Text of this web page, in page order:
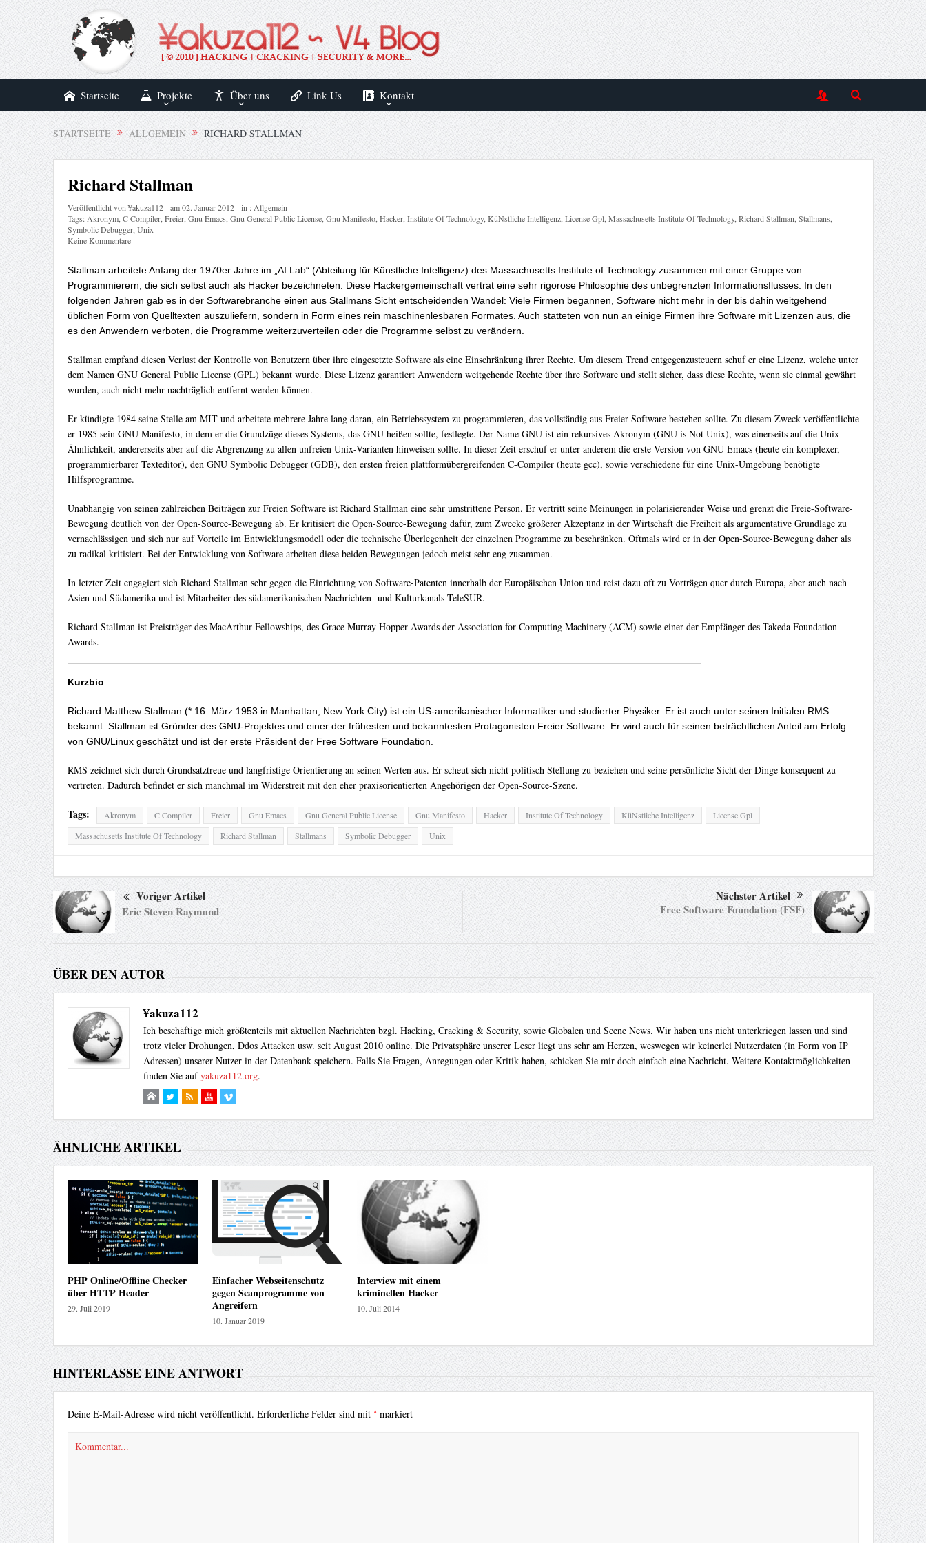
Startseite Projekte Über uns Link Us Kontakt
STARTSEITE ALLGEMEIN RICHARD STALLMAN
Richard Stallman
Veröffentlicht von¥akuza112 am02. Januar 2012 in :Allgemein
Tags:Akronym,C Compiler,Freier,Gnu Emacs,Gnu General Public License,Gnu Manifesto,Hacker,Institute Of Technology,KüNstliche Intelligenz,License Gpl,Massachusetts Institute Of Technology,Richard Stallman,Stallmans,
Symbolic Debugger,Unix
Keine Kommentare
Stallman arbeitete Anfang der 1970er Jahre im „AI Lab“ (Abteilung für Künstliche Intelligenz) des Massachusetts Institute of Technology zusammen mit einer Gruppe von
Programmierern, die sich selbst auch als Hacker bezeichneten. Diese Hackergemeinschaft vertrat eine sehr rigorose Philosophie des unbegrenzten Informationsflusses. In den
folgenden Jahren gab es in der Softwarebranche einen aus Stallmans Sicht entscheidenden Wandel: Viele Firmen begannen, Software nicht mehr in der bis dahin weitgehend
üblichen Form von Quelltexten auszuliefern, sondern in Form eines rein maschinenlesbaren Formates. Auch statteten von nun an einige Firmen ihre Software mit Lizenzen aus, die
es den Anwendern verboten, die Programme weiterzuverteilen oder die Programme selbst zu verändern.
Stallman empfand diesen Verlust der Kontrolle von Benutzern über ihre eingesetzte Software als eine Einschränkung ihrer Rechte. Um diesem Trend entgegenzusteuern schuf er eine Lizenz, welche unter
dem Namen GNU General Public License (GPL) bekannt wurde. Diese Lizenz garantiert Anwendern weitgehende Rechte über ihre Software und stellt sicher, dass diese Rechte, wenn sie einmal gewährt
wurden, auch nicht mehr nachträglich entfernt werden können.
Er kündigte 1984 seine Stelle am MIT und arbeitete mehrere Jahre lang daran, ein Betriebssystem zu programmieren, das vollständig aus Freier Software bestehen sollte. Zu diesem Zweck veröffentlichte
er 1985 sein GNU Manifesto, in dem er die Grundzüge dieses Systems, das GNU heißen sollte, festlegte. Der Name GNU ist ein rekursives Akronym (GNU is Not Unix), was einerseits auf die Unix-
Ähnlichkeit, andererseits aber auf die Abgrenzung zu allen unfreien Unix-Varianten hinweisen sollte. In dieser Zeit erschuf er unter anderem die erste Version von GNU Emacs (heute ein komplexer,
programmierbarer Texteditor), den GNU Symbolic Debugger (GDB), den ersten freien plattformübergreifenden C-Compiler (heute gcc), sowie verschiedene für eine Unix-Umgebung benötigte
Hilfsprogramme.
Unabhängig von seinen zahlreichen Beiträgen zur Freien Software ist Richard Stallman eine sehr umstrittene Person. Er vertritt seine Meinungen in polarisierender Weise und grenzt die Freie-Software-
Bewegung deutlich von der Open-Source-Bewegung ab. Er kritisiert die Open-Source-Bewegung dafür, zum Zwecke größerer Akzeptanz in der Wirtschaft die Freiheit als argumentative Grundlage zu
vernachlässigen und sich nur auf Vorteile im Entwicklungsmodell oder die technische Überlegenheit der einzelnen Programme zu beschränken. Oftmals wird er in der Open-Source-Bewegung daher als
zu radikal kritisiert. Bei der Entwicklung von Software arbeiten diese beiden Bewegungen jedoch meist sehr eng zusammen.
In letzter Zeit engagiert sich Richard Stallman sehr gegen die Einrichtung von Software-Patenten innerhalb der Europäischen Union und reist dazu oft zu Vorträgen quer durch Europa, aber auch nach
Asien und Südamerika und ist Mitarbeiter des südamerikanischen Nachrichten- und Kulturkanals TeleSUR.
Richard Stallman ist Preisträger des MacArthur Fellowships, des Grace Murray Hopper Awards der Association for Computing Machinery (ACM) sowie einer der Empfänger des Takeda Foundation
Awards.
Kurzbio
Richard Matthew Stallman (* 16. März 1953 in Manhattan, New York City) ist ein US-amerikanischer Informatiker und studierter Physiker. Er ist auch unter seinen Initialen RMS
bekannt. Stallman ist Gründer des GNU-Projektes und einer der frühesten und bekanntesten Protagonisten Freier Software. Er wird auch für seinen beträchtlichen Anteil am Erfolg
von GNU/Linux geschätzt und ist der erste Präsident der Free Software Foundation.
RMS zeichnet sich durch Grundsatztreue und langfristige Orientierung an seinen Werten aus. Er scheut sich nicht politisch Stellung zu beziehen und seine persönliche Sicht der Dinge konsequent zu
vertreten. Dadurch befindet er sich manchmal im Widerstreit mit den eher praxisorientierten Angehörigen der Open-Source-Szene.
Tags: Akronym C Compiler Freier Gnu Emacs Gnu General Public License Gnu Manifesto Hacker Institute Of Technology KüNstliche Intelligenz
License Gpl
Massachusetts Institute Of Technology
Richard Stallman Stallmans Symbolic Debugger Unix
Voriger Artikel
Eric Steven Raymond
Nächster Artikel
Free Software Foundation (FSF)
ÜBER DEN AUTOR
¥akuza112
Ich beschäftige mich größtenteils mit aktuellen Nachrichten bzgl. Hacking, Cracking & Security, sowie Globalen und Scene News. Wir haben uns nicht unterkriegen lassen und sind
trotz vieler Drohungen, Ddos Attacken usw. seit August 2010 online. Die Privatsphäre unserer Leser liegt uns sehr am Herzen, weswegen wir keinerlei Nutzerdaten (in Form von IP
Adressen) unserer Nutzer in der Datenbank speichern. Falls Sie Fragen, Anregungen oder Kritik haben, schicken Sie mir doch einfach eine Nachricht. Weitere Kontaktmöglichkeiten
finden Sie aufyakuza112.org.
ÄHNLICHE ARTIKEL
PHP Online/Offline Checker
über HTTP Header
29. Juli 2019
Einfacher Webseitenschutz
gegen Scanprogramme von
Angreifern
10. Januar 2019
Interview mit einem
kriminellen Hacker
10. Juli 2014
HINTERLASSE EINE ANTWORT
Deine E-Mail-Adresse wird nicht veröffentlicht. Erforderliche Felder sind mit *markiert